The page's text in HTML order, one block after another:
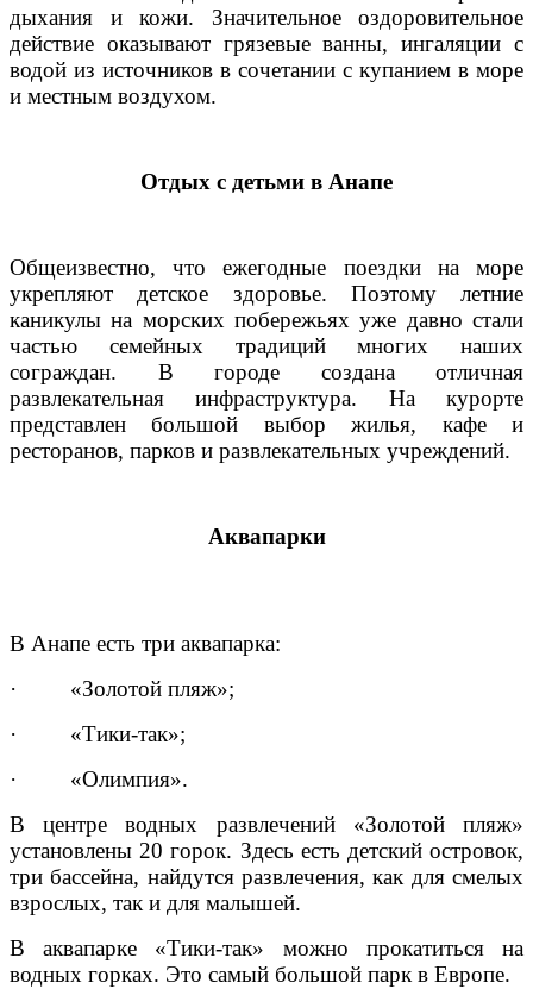
дыхания и кожи. Значительное оздоровительное
действие оказывают грязевые ванны, ингаляции с
водой из источников в сочетании с купанием в море
и местным воздухом.
Отдых с детьми в Анапе
Общеизвестно, что ежегодные поездки на море
укрепляют детское здоровье. Поэтому летние
каникулы на морских побережьях уже давно стали
частью семейных традиций многих наших
сограждан. В городе создана отличная
развлекательная инфраструктура. На курорте
представлен большой выбор жилья, кафе и
ресторанов, парков и развлекательных учреждений.
Аквапарки
В Анапе есть три аквапарка:
· «Золотой пляж»;
· «Тики-так»;
· «Олимпия».
В центре водных развлечений «Золотой пляж»
установлены 20 горок. Здесь есть детский островок,
три бассейна, найдутся развлечения, как для смелых
взрослых, так и для малышей.
В аквапарке «Тики-так» можно прокатиться на
водных горках. Это самый большой парк в Европе.